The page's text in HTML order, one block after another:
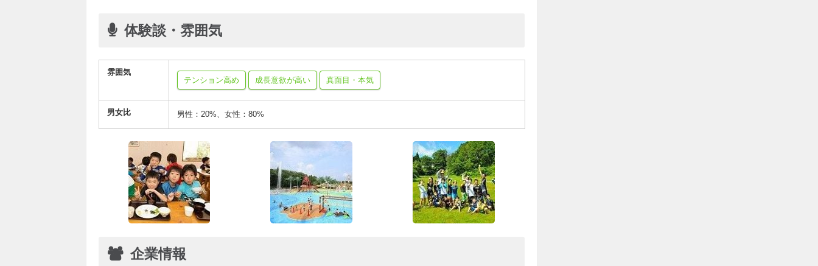
体験談・雰囲気
雰囲気
テンション高め
成長意欲が高い 真面目・本気
男女比 男性：20%、女性：80%
企業情報